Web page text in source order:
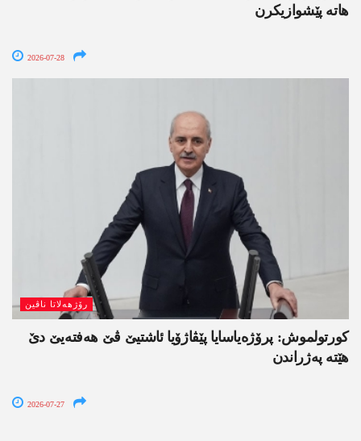
ھاتە پێشوازیکرن
2026-07-28
رۆژھەلاتا ناڤین
کورتولموش: پرۆژەیاسایا پێڤاژۆیا ئاشتیێ ڤێ ھەفتەیێ دێ
هێتە پەژراندن
2026-07-27